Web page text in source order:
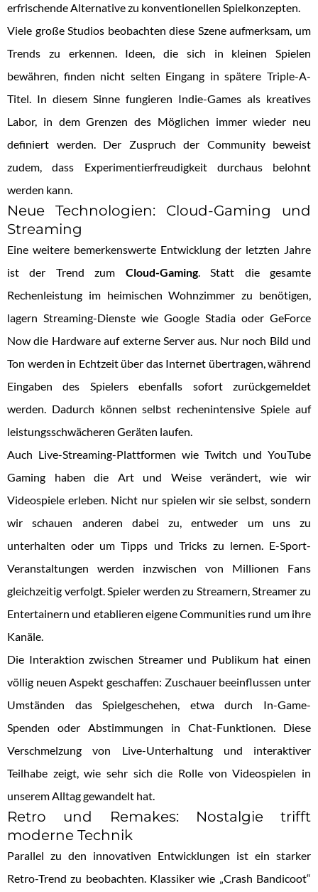
erfrischende Alternative zu konventionellen Spielkonzepten.
Viele große Studios beobachten diese Szene aufmerksam, um
Trends zu erkennen. Ideen, die sich in kleinen Spielen
bewähren, finden nicht selten Eingang in spätere Triple-A-
Titel. In diesem Sinne fungieren Indie-Games als kreatives
Labor, in dem Grenzen des Möglichen immer wieder neu
definiert werden. Der Zuspruch der Community beweist
zudem, dass Experimentierfreudigkeit durchaus belohnt
werden kann.
Neue Technologien: Cloud-Gaming und
Streaming
Eine weitere bemerkenswerte Entwicklung der letzten Jahre
ist der Trend zum Cloud-Gaming. Statt die gesamte
Rechenleistung im heimischen Wohnzimmer zu benötigen,
lagern Streaming-Dienste wie Google Stadia oder GeForce
Now die Hardware auf externe Server aus. Nur noch Bild und
Ton werden in Echtzeit über das Internet übertragen, während
Eingaben des Spielers ebenfalls sofort zurückgemeldet
werden. Dadurch können selbst rechenintensive Spiele auf
leistungsschwächeren Geräten laufen.
Auch Live-Streaming-Plattformen wie Twitch und YouTube
Gaming haben die Art und Weise verändert, wie wir
Videospiele erleben. Nicht nur spielen wir sie selbst, sondern
wir schauen anderen dabei zu, entweder um uns zu
unterhalten oder um Tipps und Tricks zu lernen. E-Sport-
Veranstaltungen werden inzwischen von Millionen Fans
gleichzeitig verfolgt. Spieler werden zu Streamern, Streamer zu
Entertainern und etablieren eigene Communities rund um ihre
Kanäle.
Die Interaktion zwischen Streamer und Publikum hat einen
völlig neuen Aspekt geschaffen: Zuschauer beeinflussen unter
Umständen das Spielgeschehen, etwa durch In-Game-
Spenden oder Abstimmungen in Chat-Funktionen. Diese
Verschmelzung von Live-Unterhaltung und interaktiver
Teilhabe zeigt, wie sehr sich die Rolle von Videospielen in
unserem Alltag gewandelt hat.
Retro und Remakes: Nostalgie trifft
moderne Technik
Parallel zu den innovativen Entwicklungen ist ein starker
Retro-Trend zu beobachten. Klassiker wie „Crash Bandicoot“